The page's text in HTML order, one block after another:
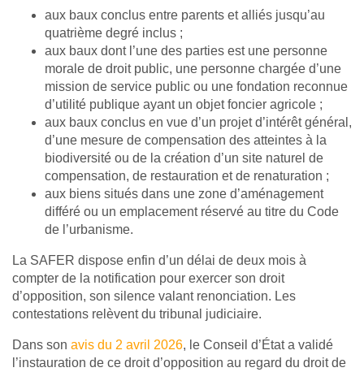
aux baux conclus entre parents et alliés jusqu’au
quatrième degré inclus ;
aux baux dont l’une des parties est une personne
morale de droit public, une personne chargée d’une
mission de service public ou une fondation reconnue
d’utilité publique ayant un objet foncier agricole ;
aux baux conclus en vue d’un projet d’intérêt général,
d’une mesure de compensation des atteintes à la
biodiversité ou de la création d’un site naturel de
compensation, de restauration et de renaturation ;
aux biens situés dans une zone d’aménagement
différé ou un emplacement réservé au titre du Code
de l’urbanisme.
La SAFER dispose enfin d’un délai de deux mois à
compter de la notification pour exercer son droit
d’opposition, son silence valant renonciation. Les
contestations relèvent du tribunal judiciaire.
Dans son avis du 2 avril 2026, le Conseil d’État a validé
l’instauration de ce droit d’opposition au regard du droit de